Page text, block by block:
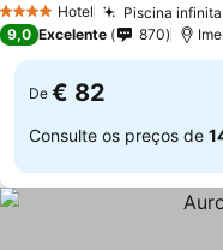
4 EstrelasHotel Piscina
9,0 Excelente 870
De € 82
Consulte os preços de